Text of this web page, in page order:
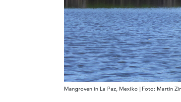
Mangroven in La Paz, Mexiko | Foto: Martin